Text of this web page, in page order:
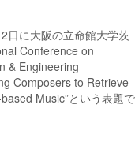
日に大阪の立命館大学茨
Conference on
& Engineering
Composers to Retrieve
Music”という表題で